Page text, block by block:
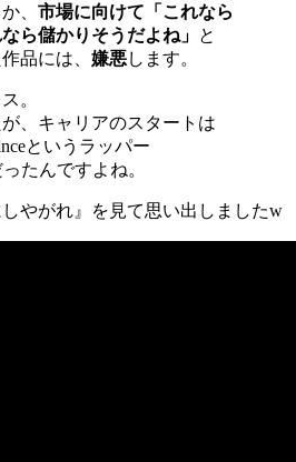
、 市場に向けて「これなら
ら儲かりそうだよね」 と
品には、 嫌悪します。
。
、キャリアのスタートは
というラッパー
ったんですよね。
やがれ』を見て思い出しましたw